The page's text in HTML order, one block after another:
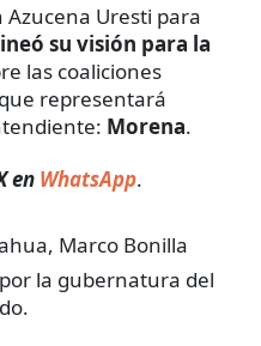
Uresti para
su visión para la
las coaliciones
representará
Morena.
en WhatsApp.
Marco Bonilla
la gubernatura del